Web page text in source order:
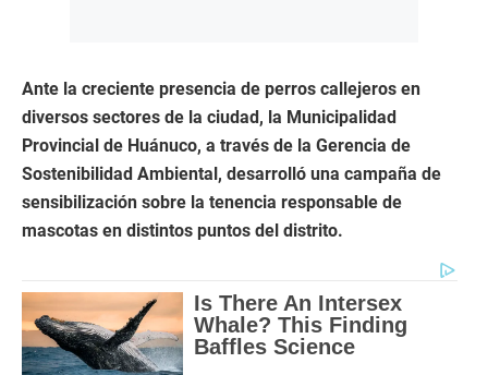
Ante la creciente presencia de perros callejeros en
diversos sectores de la ciudad, la Municipalidad
Provincial de Huánuco, a través de la Gerencia de
Sostenibilidad Ambiental, desarrolló una campaña de
sensibilización sobre la tenencia responsable de
mascotas en distintos puntos del distrito.